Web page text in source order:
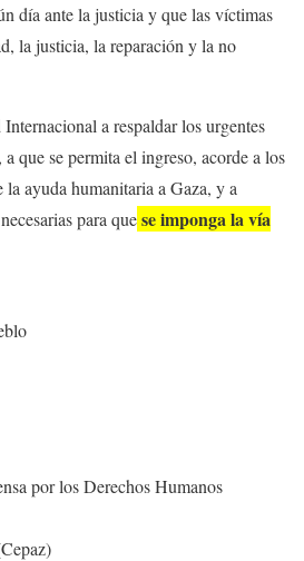
día ante la justicia y que las víctimas
la justicia, la reparación y la no
a respaldar los urgentes
que se permita el ingreso, acorde a los
ayuda humanitaria a Gaza, y a
para quese imponga la vía
por los Derechos Humanos